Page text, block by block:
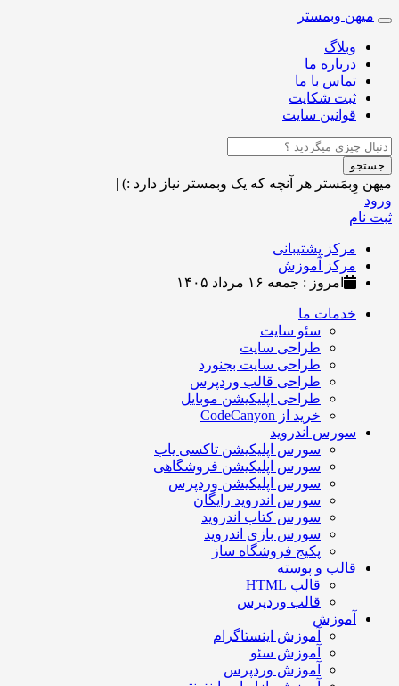
Toggle
navigation
میهن وبمستر
وبلاگ
درباره ما
تماس با ما
ثبت شکایت
قوانین سایت
جستجو
میهن وِبمَستر هر آنچه که یک وبمستر نیاز دارد :) |
ورود
ثبت نام
مرکز پشتیبانی
مرکز آموزش
امروز : جمعه ۱۶ مرداد ۱۴۰۵
خدمات ما
سئو سایت
طراحی سایت
طراحی سایت بجنورد
طراحی قالب وردپرس
طراحی اپلیکیشن موبایل
خرید از CodeCanyon
سورس اندروید
سورس اپلیکیشن تاکسی یاب
سورس اپلیکیشن فروشگاهی
سورس اپلیکیشن وردپرس
سورس اندروید رایگان
سورس کتاب اندروید
سورس بازی اندروید
پکیج فروشگاه ساز
قالب و پوسته
قالب HTML
قالب وردپرس
آموزش
آموزش اینستاگرام
آموزش سئو
آموزش وردپرس